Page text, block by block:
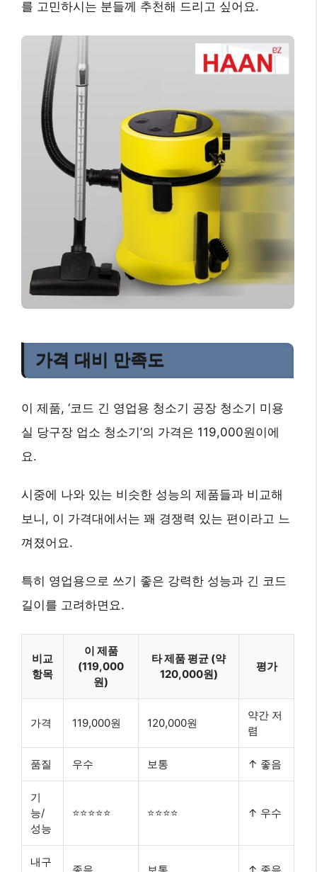
를 고민하시는 분들께 추천해 드리고 싶어요.
가격 대비 만족도
이 제품, ‘코드 긴 영업용 청소기 공장 청소기 미용
실 당구장 업소 청소기’의 가격은 119,000원이에
요.
시중에 나와 있는 비슷한 성능의 제품들과 비교해
보니, 이 가격대에서는 꽤 경쟁력 있는 편이라고 느
껴졌어요.
특히 영업용으로 쓰기 좋은 강력한 성능과 긴 코드
길이를 고려하면요.
비교
항목
이 제품
(119,000
원)
타 제품 평균 (약
120,000원)
평가
가격 119,000원 120,000원
약간 저
렴
품질 우수 보통 ↑ 좋음
기
능/
성능
⭐⭐⭐⭐⭐ ⭐⭐⭐⭐ ↑ 우수
내구